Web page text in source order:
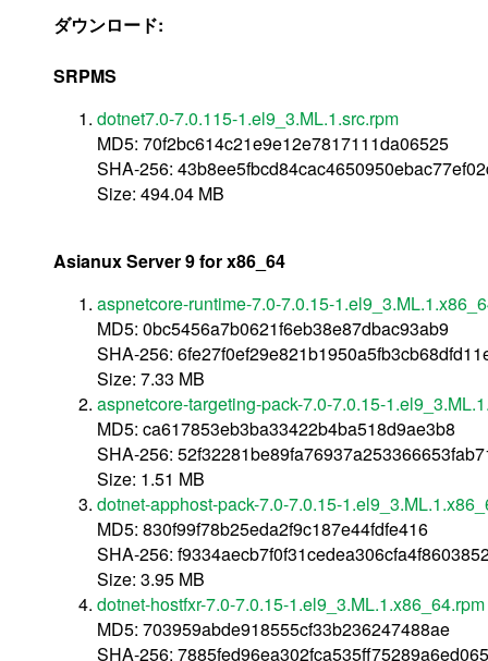
ダウンロード:
SRPMS
dotnet7.0-7.0.115-1.el9_3.ML.1.src.rpm
MD5: 70f2bc614c21e9e12e7817111da06525
SHA-256:
Size: 494.04 MB
Asianux Server 9 for x86_64
aspnetcore-runtime-7.0-7.0.15-
MD5: 0bc5456a7b0621f6eb38e87dbac93ab9
SHA-256:
Size: 7.33 MB
aspnetcore-targeting-pack-7.0-7.0.15-
MD5: ca617853eb3ba33422b4ba518d9ae3b8
SHA-256:
Size: 1.51 MB
dotnet-apphost-pack-7.0-7.0.15-
MD5: 830f99f78b25eda2f9c187e44fdfe416
SHA-256:
Size: 3.95 MB
dotnet-hostfxr-7.0-7.0.15-1.el9_3.ML.1.x86_64.rpm
MD5: 703959abde918555cf33b236247488ae
SHA-256: